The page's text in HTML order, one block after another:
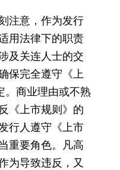
注意，作为发行
用法律下的职责
及关连人士的交
保完全遵守《上
。商业理由或不熟
《上市规则》的
行人遵守《上市
重要角色。凡高
为导致违反，又